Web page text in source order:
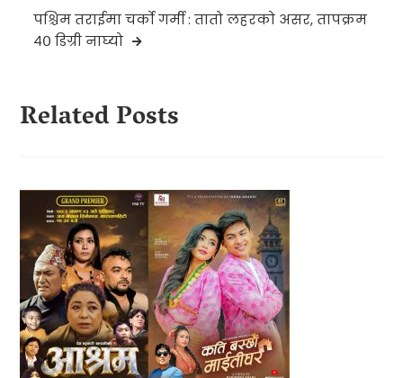
पश्चिम तराईमा चर्को गर्मी : तातो लहरको असर, तापक्रम
४० डिग्री नाघ्यो
Related Posts